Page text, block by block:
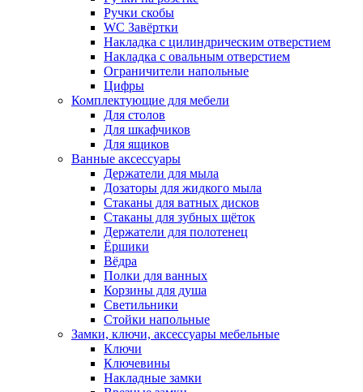
Ручки скобы
WC Завёртки
Накладка с цилиндрическим отверстием
Накладка с овальным отверстием
Ограничители напольные
Цифры
Комплектующие для мебели
Для столов
Для шкафчиков
Для ящиков
Ванные аксессуары
Держатели для мыла
Дозаторы для жидкого мыла
Стаканы для ватных дисков
Стаканы для зубных щёток
Держатели для полотенец
Ёршики
Вёдра
Полки для ванных
Корзины для душа
Светильники
Стойки напольные
Замки, ключи, аксессуары мебельные
Ключи
Ключевины
Накладные замки